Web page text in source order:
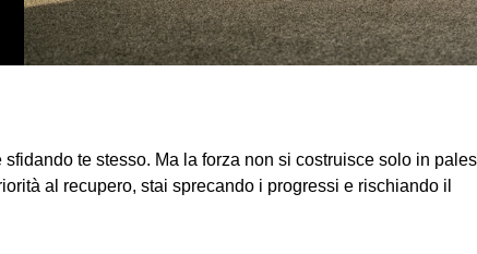
te stesso. Ma la forza non si costruisce solo in
al recupero, stai sprecando i progressi e rischiando il